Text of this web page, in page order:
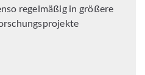
regelmäßig in größere